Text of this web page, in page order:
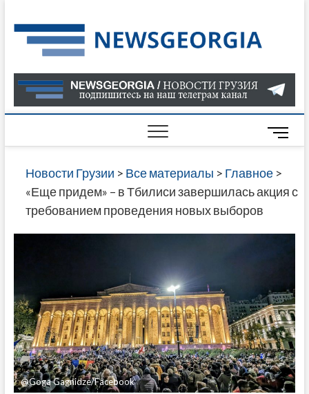
to
content
О
В
ГРУЗИИ
САЙТЕ
M
e
n
u
n
Новости Грузии > Все материалы > Главное>
«Еще придем» – в Тбилиси завершилась акция с
требованием проведения новых выборов
@Goga Gagnidze/Facebook